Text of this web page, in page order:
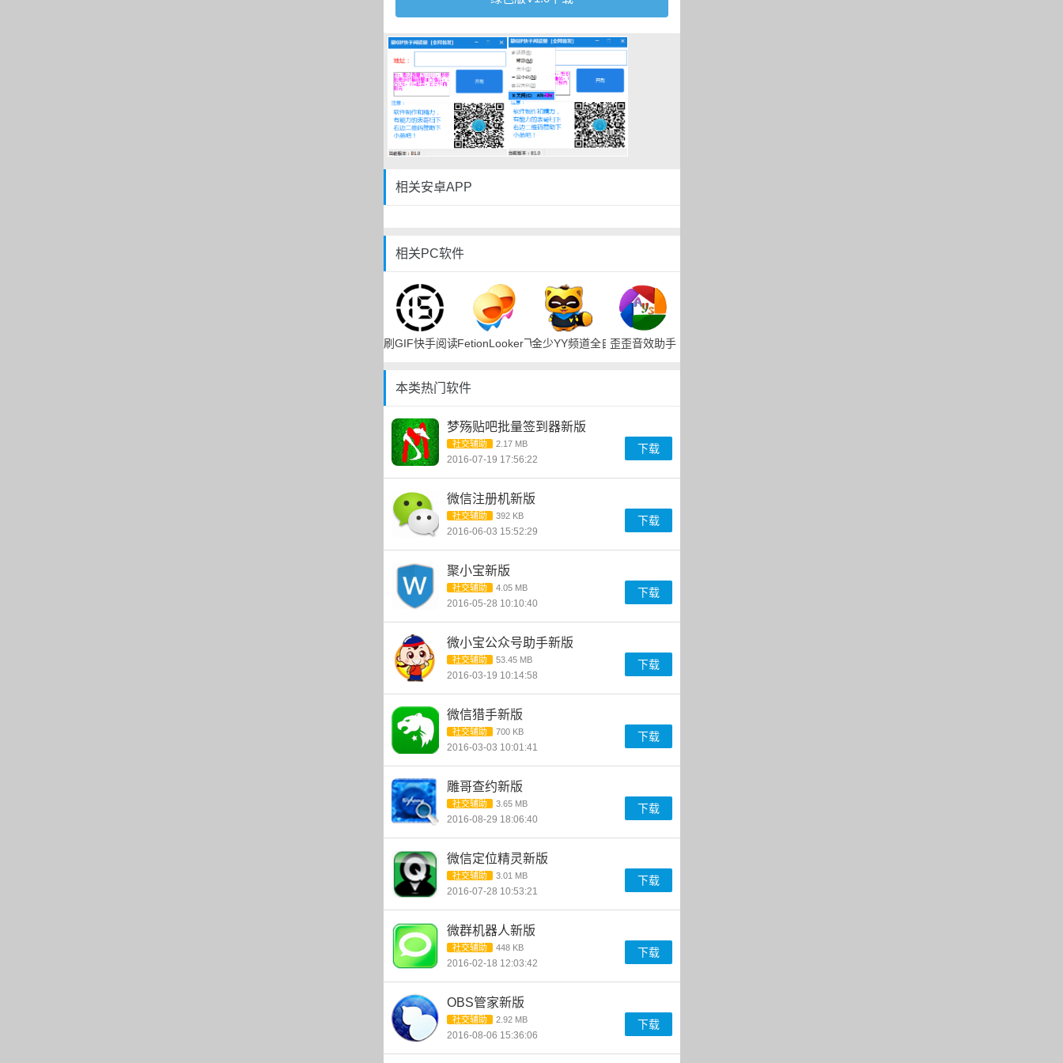
相关安卓APP
相关PC软件
刷GIF快手阅读量软件FetionLooker飞信消息查看器
金少YY频道全自动下权限
歪歪音效助手
本类热门软件
梦殇贴吧批量签到器新版
社交辅助 2.17 MB
2016-07-19 17:56:22
下载
微信注册机新版
社交辅助 392 KB
2016-06-03 15:52:29
下载
聚小宝新版
社交辅助 4.05 MB
2016-05-28 10:10:40
下载
微小宝公众号助手新版
社交辅助 53.45 MB
2016-03-19 10:14:58
下载
微信猎手新版
社交辅助 700 KB
2016-03-03 10:01:41
下载
雕哥查约新版
社交辅助 3.65 MB
2016-08-29 18:06:40
下载
微信定位精灵新版
社交辅助 3.01 MB
2016-07-28 10:53:21
下载
微群机器人新版
社交辅助 448 KB
2016-02-18 12:03:42
下载
OBS管家新版
社交辅助 2.92 MB
2016-08-06 15:36:06
下载